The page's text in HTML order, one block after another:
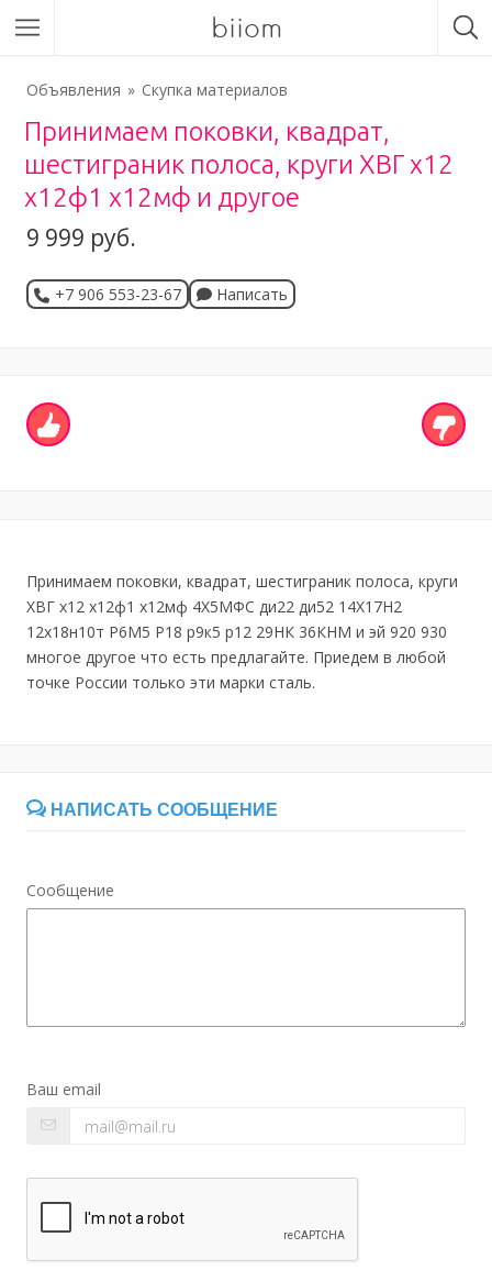
biiom
Объявления Скупка материалов
Принимаем поковки, квадрат,
шестиграник полоса, круги ХВГ х12
х12ф1 х12мф и другое
9 999 руб.
+7 906 553-23-67 Написать
Принимаем поковки, квадрат, шестиграник полоса, круги
ХВГ х12 х12ф1 х12мф 4Х5МФС ди22 ди52 14Х17Н2
12х18н10т Р6М5 Р18 р9к5 р12 29НК 36КНМ и эй 920 930
многое другое что есть предлагайте. Приедем в любой
точке России только эти марки сталь.
НАПИСАТЬ СООБЩЕНИЕ
Сообщение
Ваш email